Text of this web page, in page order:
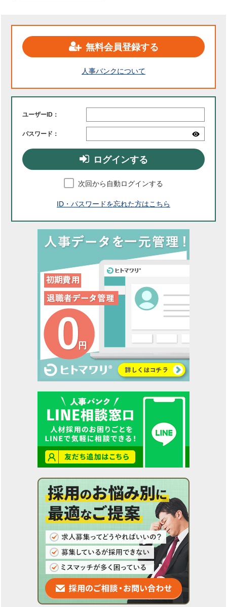
無料会員登録する
人事バンクについて
ユーザーID：
パスワード：
ログインする
次回から自動ログインする
ID・パスワードを忘れた方はこちら